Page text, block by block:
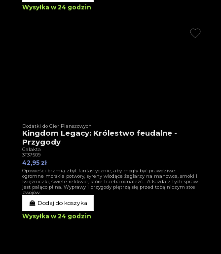
Wysyłka w 24 godzin
Dodatki do Gier Planszowych
Kingdom Legacy: Królestwo feudalne -
Przygody
Galakta
3T37509
42,95 zł
Opowieści brzmią zbyt fantastycznie, aby mogły być prawdziwe:
ogromne morskie potwory, syreny wiodące żeglarzy na manowce, smoki i
księżniczki, święte relikwie, które trzeba odnaleźć... A każda z tych spraw
jest paląco pilna. Wyprawy i przygody piętrzą się przed tobą niczym stos
zwojów.
Dodaj do koszyka
Wysyłka w 24 godzin